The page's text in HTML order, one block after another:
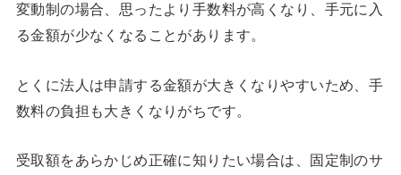
変動制の場合、思ったより手数料が高くなり、手元に入
る金額が少なくなることがあります。
とくに法人は申請する金額が大きくなりやすいため、手
数料の負担も大きくなりがちです。
受取額をあらかじめ正確に知りたい場合は、固定制のサ